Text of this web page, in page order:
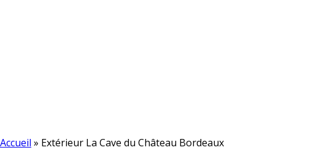
Accueil » Extérieur La Cave du Château Bordeaux